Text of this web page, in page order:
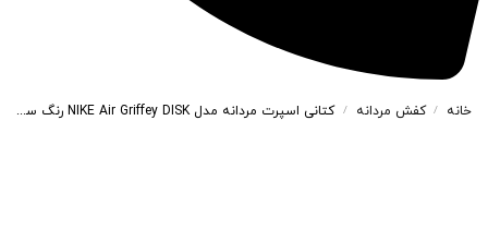
خانه / کفش مردانه / کتانی اسپرت مردانه مدل NIKE Air Griffey DISK رنگ سفید کد 55110